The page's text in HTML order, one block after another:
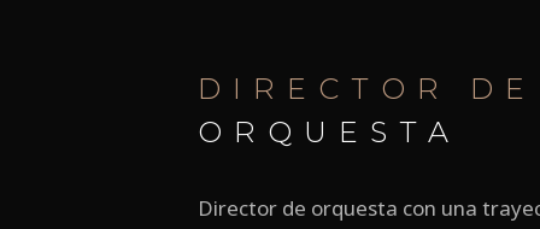
DIRECTOR DE
ORQUESTA
Director de orquesta con una